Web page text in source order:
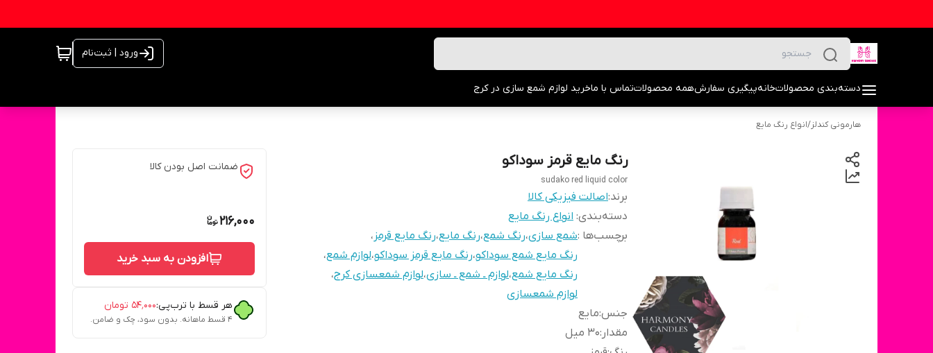
ورود | ثبت‌نام
دسته‌بندی محصولاتخانهپیگیری سفارشهمه محصولاتتماس با ماخرید لوازم شمع سازی در کرج
هارمونی کندلز/انواع رنگ مایع
رنگ مایع قرمز سوداکو
sudako red liquid color
برند:اصالت فیزیکی کالا
دسته‌بندی: انواع رنگ مایع
برچسب‌ها :شمع سازی،رنگ شمع،رنگ مایع،رنگ مایع قرمز ،
رنگ مایع شمع سوداکو،رنگ مایع قرمز سوداکو،لوازم شمع،
رنگ مایع شمع،لوازم ـ شمع ـ سازی،لوازم شمعسازی کرج،
لوازم شمعسازی
جنس:مایع
مقدار :۳۰ میل
ضمانت اصل بودن کالا
216,000
افزودن به سبد خرید
هر قسط با ترب‌پی:۵۴٬۰۰۰ تومان
۴ قسط ماهانه. بدون سود، چک و ضامن.